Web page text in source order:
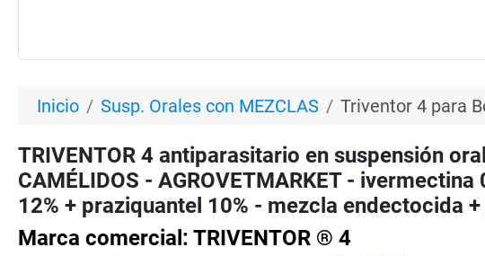
Inicio Susp. Orales con MEZCLAS Triventor 4 para
TRIVENTOR 4 antiparasitario en suspensión
CAMÉLIDOS - AGROVETMARKET -
12% + praziquantel 10% - mezcla endectocida
Marca comercial: TRIVENTOR ® 4